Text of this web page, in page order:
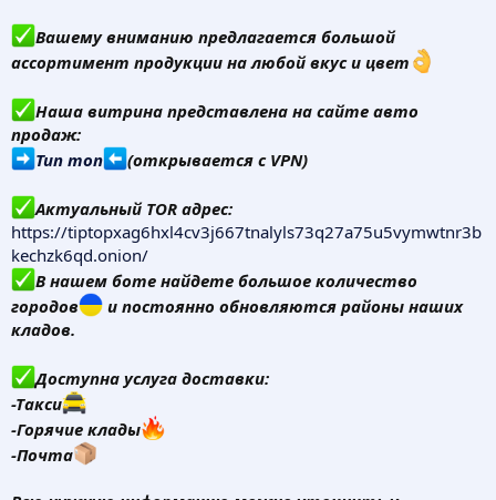
Вашему вниманию предлагается большой
ассортимент продукции на любой вкус и цвет
Наша витрина представлена на сайте авто
продаж:
Тип топ
(открывается с VPN)
Актуальный TOR адрес:
https://tiptopxag6hxl4cv3j667tnalyls73q27a75u5vymwtnr3b
kechzk6qd.onion/
В нашем боте найдете большое количество
городов
и постоянно обновляются районы наших
кладов.
Доступна услуга доставки:
-Такси
-Горячие клады
-Почта